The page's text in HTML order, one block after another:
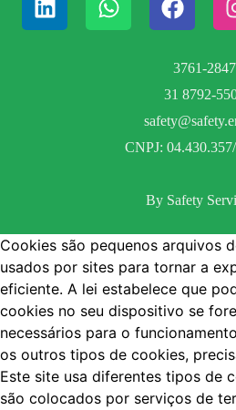
3761-2847
31 8792-
CNPJ:
By Safety
Cookies são pequenos arquivos
usados por sites para tornar a
eficiente. A lei estabelece que
cookies no seu dispositivo se
necessários para o
os outros tipos de cookies,
Este site usa diferentes tipos de
são colocados por serviços de